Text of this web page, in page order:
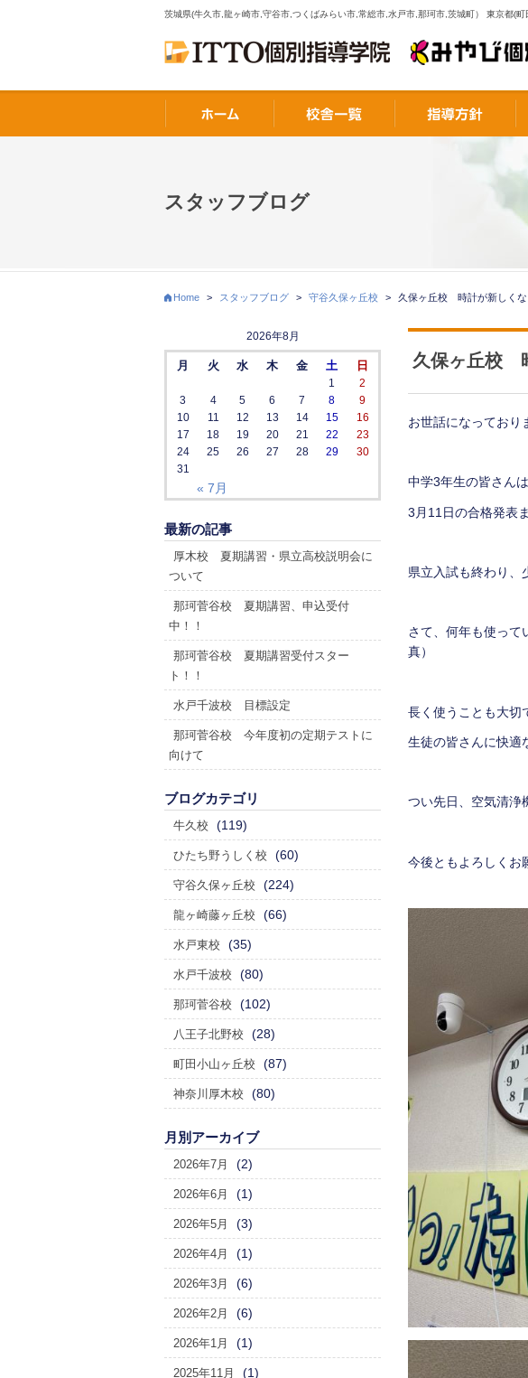
茨城県(牛久市,龍ヶ崎市,守谷市,つくばみらい市,常総市,水戸市,那珂市,茨城町） 東京都(
スタッフブログ
Home > スタッフブログ > 守谷久保ヶ丘校 > 久保ヶ丘校 時計が新しくな
久保ヶ丘校
お世話になっており
中学3年生の皆さん
3 月 11 日の合格発表
県立入試も終わり、
さて、何年も使って
真）
長く使うことも大切
生徒の皆さんに快適
つい先日、空気清浄
今後ともよろしくお
2026年8月
月 火 水 木 金 土 日
« 7月
1
2
3
4 5 6 7 8
9
10
11 12 13 14 15
16
17
18 19 20 21 22
23
24
25 26 27 28 29
30
31
最新の記事
厚木校 夏期講習・県立高校説明会に
ついて
那珂菅谷校 夏期講習、申込受付
中！！
那珂菅谷校 夏期講習受付スター
ト！！
水戸千波校 目標設定
那珂菅谷校 今年度初の定期テストに
向けて
ブログカテゴリ
牛久校 (119)
ひたち野うしく校 (60)
守谷久保ヶ丘校 (224)
龍ヶ崎藤ヶ丘校 (66)
水戸東校 (35)
水戸千波校 (80)
那珂菅谷校 (102)
八王子北野校 (28)
町田小山ヶ丘校 (87)
神奈川厚木校 (80)
月別アーカイブ
2026年7月 (2)
2026年6月 (1)
2026年5月 (3)
2026年4月 (1)
2026年3月 (6)
2026年2月 (6)
2026年1月 (1)
2025年11月 (1)